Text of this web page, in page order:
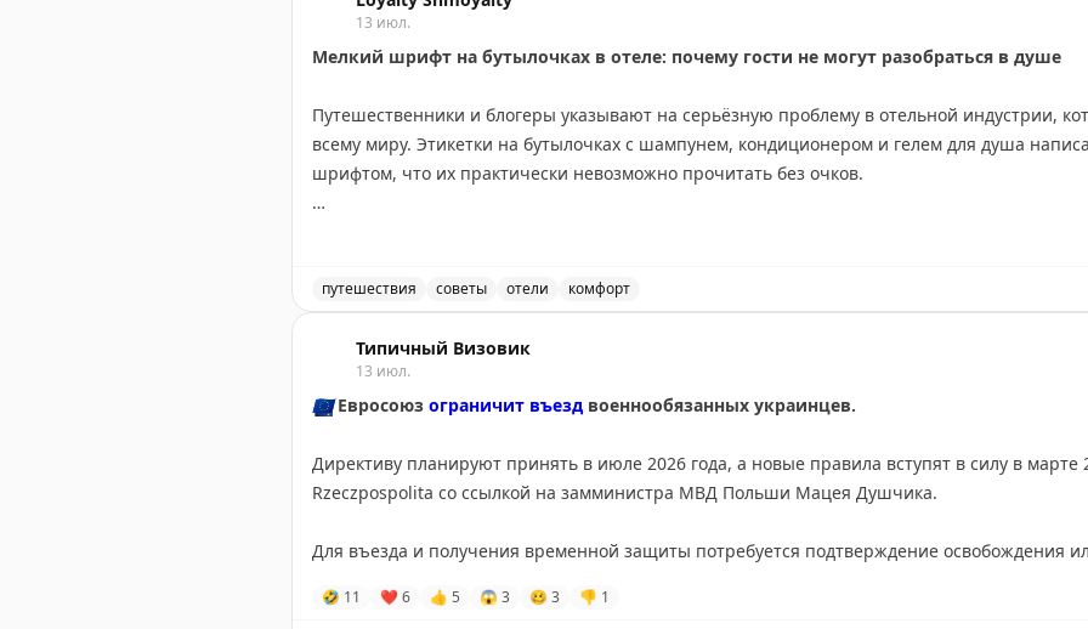
Points Miles and Bling
13 июл.
Мелкий шрифт на бутылочках в отеле: почему гости не могут разобраться в душе
Путешественники и блогеры указывают на серьёзную проблему в отельной индустрии,
всему миру. Этикетки на бутылочках с шампунем, кондиционером и гелем для душа
шрифтом, что их практически невозможно прочитать без очков.
какая бутылка для чего предназначена. Это приводит к путанице — люди случайно
шампуня или наоборот.
Отели могли бы легко решить эту проблему, просто увеличив размер шрифта на этикетках
контрастные цвета. Это улучшило бы опыт гостей и сделало бы пребывание в отеле
Gary Leff|View from the Wing
путешествия советы отели комфорт
Типичный Визовик
13 июл.
🇪🇺Евросоюз ограничит въездвоеннообязанных украинцев.
Директиву планируют принять в июле 2026 года, а новые правила вступят в силу в марте
Rzeczpospolita со ссылкой на замминистра МВД Польши Мацея Душчика.
Для въезда и получения временной защиты потребуется подтверждение освобождения
🤣 11 ❤ 6 👍 5 😱 3 🥴 3 👎 1